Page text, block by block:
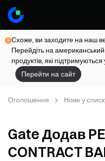
Схоже, ви заходите на наш
Перейдіть на
продуктів, які
Перейти на сайт
Оголошення Нове у
Gate Додав
CONTRACT